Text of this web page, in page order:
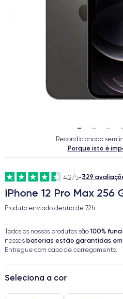
Recondicionado sem
Porque isto é
4.2/5-329
iPhone 12 Pro Max 256
Produto enviado dentro de 72h
Todos os nossos produtos são 100%
nossas baterias estão garantidas
Entregue com cabo de carregamento.
Seleciona a cor